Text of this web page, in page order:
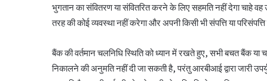
भुगतान का संवितरण या संवितरित करने के लिए सहमति नहीं देगा चाहे वह
तरह की कोई व्यवस्था नहीं करेगा और अपनी किसी भी संपत्ति या
बैंक की वर्तमान चलनिधि स्थिति को ध्यान में रखते हुए, सभी बचत बैंक या
निकालने की अनुमति नहीं दी जा सकती है, परंतु आरबीआई द्वारा